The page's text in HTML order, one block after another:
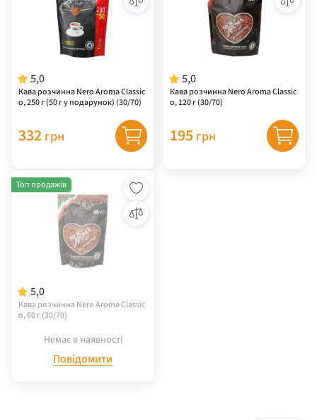
5,0
Кава розчинна Nero Aroma Classic
o, 250 г (50 г у подарунок) (30/70)
332 грн
5,0
Кава розчинна Nero Aroma Classic
o, 120 г (30/70)
195 грн
5,0
Кава розчинна Nero Aroma Classic
o, 60 г (30/70)
Топ продажів
Немає в наявності
Повідомити